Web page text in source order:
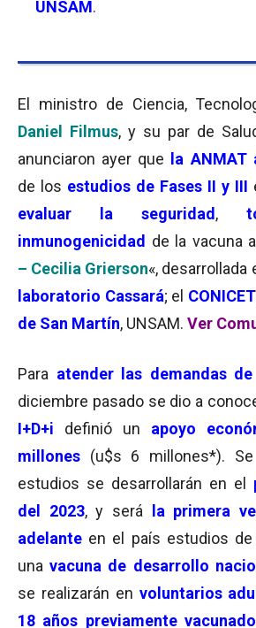
UNSAM.
El ministro de Ciencia,
Daniel Filmus, y su par de
anunciaron ayer que
la ANMAT
de los estudios de Fases II y III
evaluar la seguridad ,
inmunogenicidad de la vacuna
– Cecilia Grierson«, desarrollada
laboratorio Cassará; el CONICET
de San Martín, UNSAM. Ver
Para atender las demandas
diciembre pasado se dio a
I+D+i definió un apoyo
millones (u$s 6 millones*).
estudios se desarrollarán en el
del 2023, y será la primera
adelante en el país estudios
unavacuna de desarrollo
se realizarán en voluntarios
18 años previamente